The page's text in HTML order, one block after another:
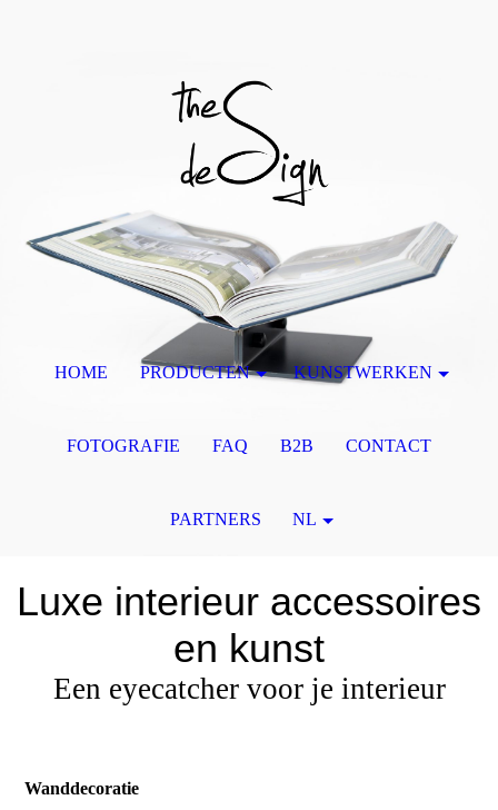
Luxe interieur accessoires
en kunst
Een eyecatcher voor je interieur
Wanddecoratie
HOME PRODUCTEN KUNSTWERKEN
FOTOGRAFIE FAQ B2B CONTACT
PARTNERS NL